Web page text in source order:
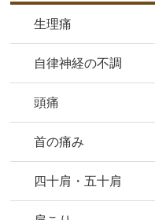
生理痛
自律神経の不調
頭痛
首の痛み
四十肩・五十肩